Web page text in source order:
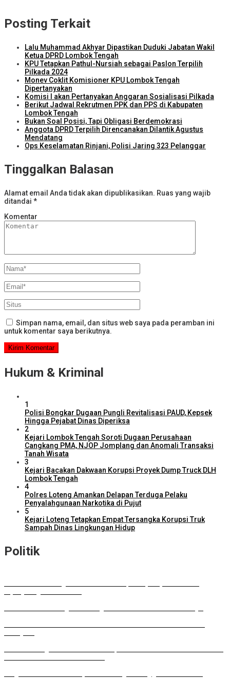
Posting Terkait
Lalu Muhammad Akhyar Dipastikan Duduki Jabatan Wakil
Ketua DPRD Lombok Tengah
KPU Tetapkan Pathul-Nursiah sebagai Paslon Terpilih
Pilkada 2024
Monev Coklit Komisioner KPU Lombok Tengah
Dipertanyakan
Komisi I akan Pertanyakan Anggaran Sosialisasi Pilkada
Berikut Jadwal Rekrutmen PPK dan PPS di Kabupaten
Lombok Tengah
Bukan Soal Posisi, Tapi Obligasi Berdemokrasi
Anggota DPRD Terpilih Direncanakan Dilantik Agustus
Mendatang
Ops Keselamatan Rinjani, Polisi Jaring 323 Pelanggar
Tinggalkan Balasan
Alamat email Anda tidak akan dipublikasikan. Ruas yang wajib
ditandai *
Komentar
Simpan nama, email, dan situs web saya pada peramban ini
untuk komentar saya berikutnya.
Hukum & Kriminal
1
Polisi Bongkar Dugaan Pungli Revitalisasi PAUD, Kepsek
Hingga Pejabat Dinas Diperiksa
2
Kejari Lombok Tengah Soroti Dugaan Perusahaan
Cangkang PMA, NJOP Jomplang dan Anomali Transaksi
Tanah Wisata
3
Kejari Bacakan Dakwaan Korupsi Proyek Dump Truck DLH
Lombok Tengah
4
Polres Loteng Amankan Delapan Terduga Pelaku
Penyalahgunaan Narkotika di Pujut
5
Kejari Loteng Tetapkan Empat Tersangka Korupsi Truk
Sampah Dinas Lingkungan Hidup
Politik